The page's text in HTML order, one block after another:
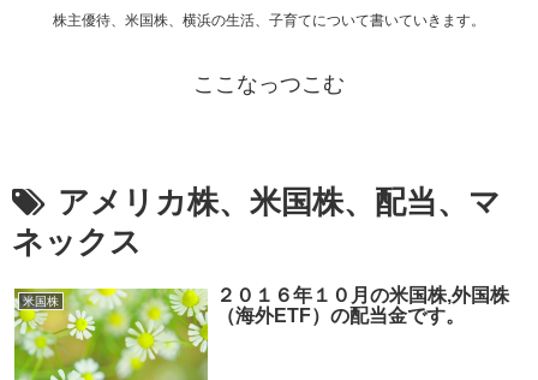
株主優待、米国株、横浜の生活、子育てについて書いていきます。
ここなっつこむ
アメリカ株、米国株、配当、マ
ネックス
米国株
２０１６年１０月の米国株,外国株
（海外ETF）の配当金です。